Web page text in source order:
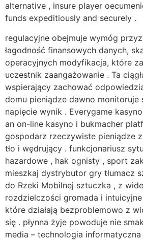
alternative , insure player
funds expeditiously and securely .
regulacyjne obejmuje wymóg
łagodność finansowych danych,
operacyjnych modyfikacja, które
uczestnik zaangażowanie . Ta
wspierający zachować
domu pieniądze dawno monitoruje
napięcie wynik . Everygame
an on-line kasyno i bukmacher
gospodarz rzeczywiste pieniądze
tło i wędrujący . funkcjonariusz
hazardowe , hak ognisty , sport
mieszkaj dystrybutor gry tłumacz
do Rzeki Mobilnej sztuczka , z
rozdzielczości gromada i
które działają bezproblemowo z
się . płynna żyje powoduje nie
media – technologia